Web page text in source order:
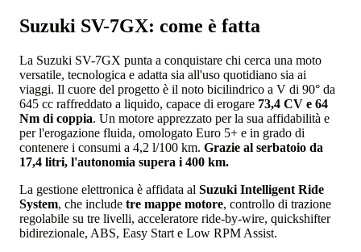
Suzuki SV-7GX: come è fatta
La Suzuki SV-7GX punta a conquistare chi cerca una moto
versatile, tecnologica e adatta sia all'uso quotidiano sia ai
viaggi. Il cuore del progetto è il noto bicilindrico a V di 90° da
645 cc raffreddato a liquido, capace di erogare 73,4 CV e 64
Nm di coppia. Un motore apprezzato per la sua affidabilità e
per l'erogazione fluida, omologato Euro 5+ e in grado di
contenere i consumi a 4,2 l/100 km. Grazie al serbatoio da
17,4 litri, l'autonomia supera i 400 km.
La gestione elettronica è affidata al Suzuki Intelligent Ride
System, che include tre mappe motore, controllo di trazione
regolabile su tre livelli, acceleratore ride-by-wire, quickshifter
bidirezionale, ABS, Easy Start e Low RPM Assist.